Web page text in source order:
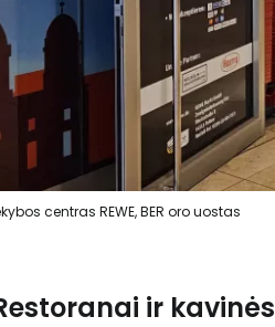
centras REWE, BER oro uostas
ir kavinės